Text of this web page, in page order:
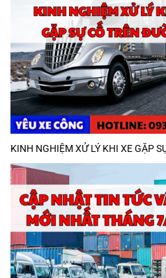
KINH NGHIỆM XỬ LÝ KHI XE GẶP